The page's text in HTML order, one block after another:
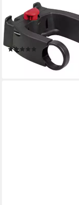
Einkaufsshopper
Lenkeradapter E 22 -
universal oversize
Lenker Adapter
(1)
ab 34,14 €
lieferbar - in 2-3